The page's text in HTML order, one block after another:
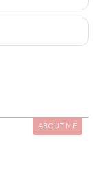
ABOUT ME